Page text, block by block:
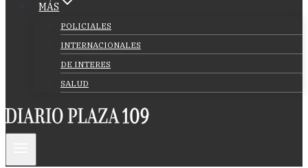
MÁS
POLICIALES
INTERNACIONALES
DE INTERES
SALUD